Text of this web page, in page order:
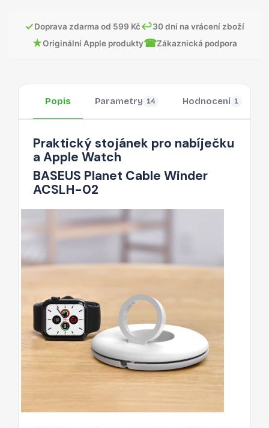
✓Doprava zdarma od 599 Kč↩30 dní na vrácení zboží
★Originální Apple produkty☎Zákaznická podpora
Popis Parametry 14 Hodnocení 1
Praktický stojánek pro nabíječku
a Apple Watch
BASEUS Planet Cable Winder
ACSLH-02